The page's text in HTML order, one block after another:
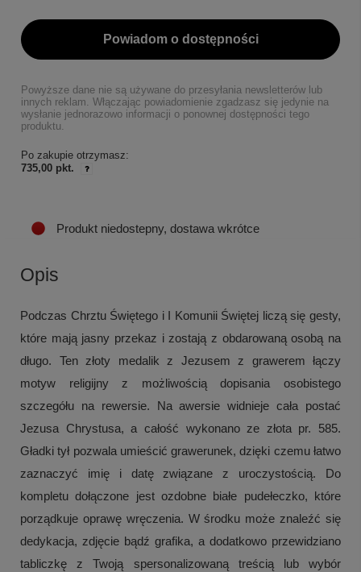
Powiadom o dostępności
Powyższe dane nie są używane do przesyłania newsletterów lub
innych reklam. Włączając powiadomienie zgadzasz się jedynie na
wysłanie jednorazowo informacji o ponownej dostępności tego
produktu.
Po zakupie otrzymasz:
735,00 pkt.
Produkt niedostepny, dostawa wkrótce
Opis
Podczas Chrztu Świętego i I Komunii Świętej liczą się gesty,
które mają jasny przekaz i zostają z obdarowaną osobą na
długo. Ten złoty medalik z Jezusem z grawerem łączy
motyw religijny z możliwością dopisania osobistego
szczegółu na rewersie. Na awersie widnieje cała postać
Jezusa Chrystusa, a całość wykonano ze złota pr. 585.
Gładki tył pozwala umieścić grawerunek, dzięki czemu łatwo
zaznaczyć imię i datę związane z uroczystością. Do
kompletu dołączone jest ozdobne białe pudełeczko, które
porządkuje oprawę wręczenia. W środku może znaleźć się
dedykacja, zdjęcie bądź grafika, a dodatkowo przewidziano
tabliczkę z Twoją spersonalizowaną treścią lub wybór